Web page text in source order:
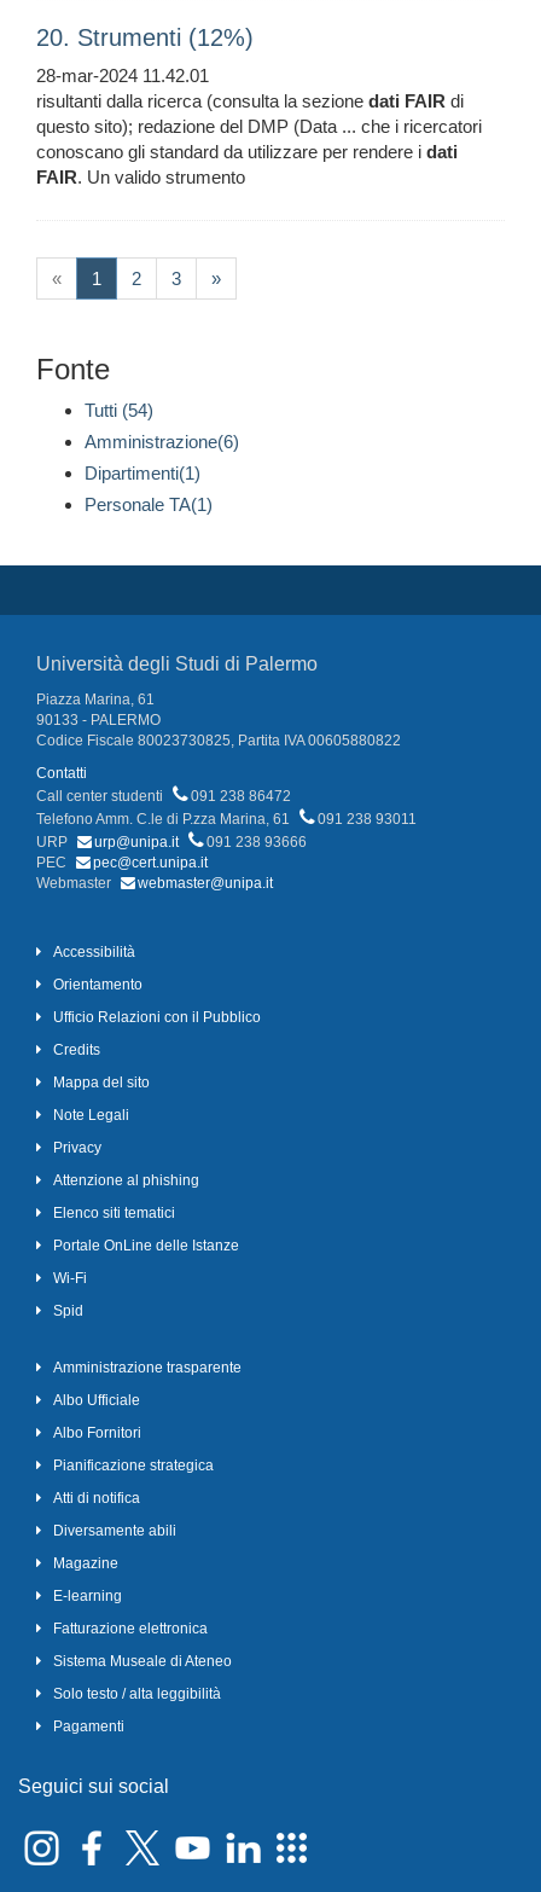
20. Strumenti (12%)
28-mar-2024 11.42.01
risultanti dalla ricerca (consulta la sezione dati FAIR di
questo sito); redazione del DMP (Data ... che i ricercatori
conoscano gli standard da utilizzare per rendere i dati
FAIR. Un valido strumento
« 1 (current)
2 3 »
Fonte
Tutti (54)
Amministrazione(6)
Dipartimenti(1)
Personale TA(1)
Università degli Studi di Palermo
Piazza Marina, 61
90133 - PALERMO
Codice Fiscale 80023730825, Partita IVA 00605880822
Contatti
Call center studenti
091 238 86472
Telefono Amm. C.le di P.zza Marina, 61
091 238 93011
URP
urp@unipa.it
091 238 93666
PEC
pec@cert.unipa.it
Webmaster
webmaster@unipa.it
Accessibilità
Orientamento
Ufficio Relazioni con il Pubblico
Credits
Mappa del sito
Note Legali
Privacy
Attenzione al phishing
Elenco siti tematici
Portale OnLine delle Istanze
Wi-Fi
Spid
Amministrazione trasparente
Albo Ufficiale
Albo Fornitori
Pianificazione strategica
Atti di notifica
Diversamente abili
Magazine
E-learning
Fatturazione elettronica
Sistema Museale di Ateneo
Solo testo / alta leggibilità
Pagamenti
Seguici sui social